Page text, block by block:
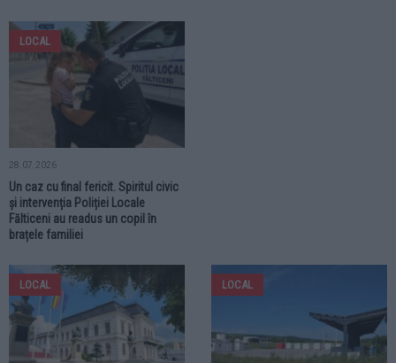
LOCAL
28.07.2026
Un caz cu final fericit. Spiritul civic
și intervenția Poliției Locale
Fălticeni au readus un copil în
brațele familiei
LOCAL LOCAL